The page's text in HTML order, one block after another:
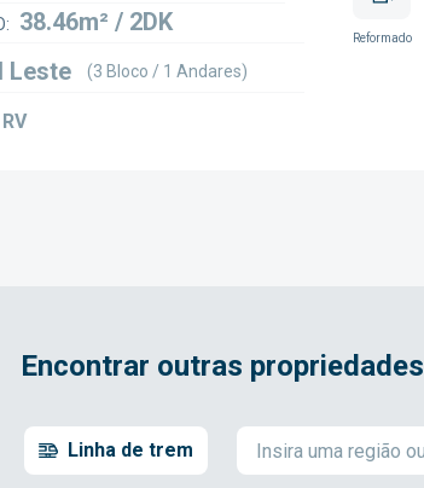
38.46m² / 2DK
Leste (3 Bloco / 1 Andares)
Reformado
Encontrar outras propriedades
Linha de trem